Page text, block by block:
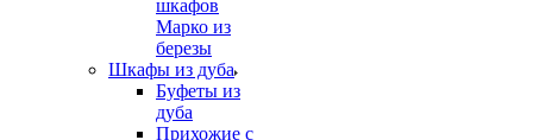
шкафов
Марко из
березы
Шкафы из дуба
Буфеты из
дуба
Прихожие с